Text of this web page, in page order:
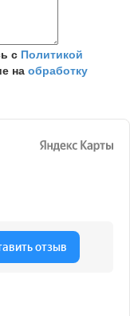
с Политикой
наобработку